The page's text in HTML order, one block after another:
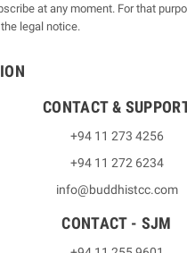
at any moment. For that
legal notice.
CONTACT &
+94 11 273 4256
+94 11 272 6234
info@buddhistcc.com
CONTACT - SJM